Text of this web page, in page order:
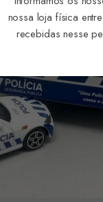
nossa loja física
recebidas nesse